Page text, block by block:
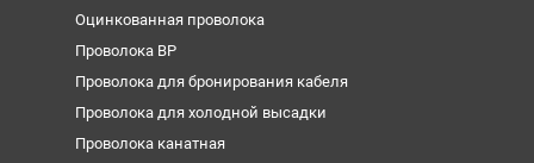
Оцинкованная проволока
Проволока ВР
Проволока для бронирования кабеля
Проволока для холодной высадки
Проволока канатная